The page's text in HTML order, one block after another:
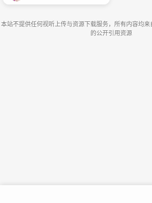
本站不提供任何视听上传与资源下载服务，所有内容均
的公开引用资源